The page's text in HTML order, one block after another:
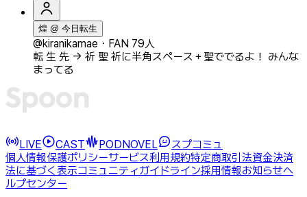
煌 @ 今日転生
@kiranikamae ・ FAN 79人
転 生 先 → 祈 聖 祈に半角スペース＋聖ででるよ！ みんな
まってる
LIVE CAST PODNOVEL
スプコミュ
個人情報保護ポリシーサービス利用規約特定商取引法資金決済
法に基づく表示コミュニティガイドライン採用情報お知らせヘ
ルプセンター